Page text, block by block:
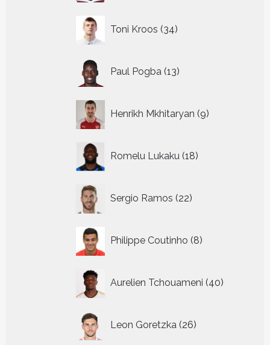
Toni Kroos 34
producten
Paul Pogba 13
producten
Henrikh Mkhitaryan 9
producten
Romelu Lukaku 18
producten
Sergio Ramos 22
producten
Philippe Coutinho 8
producten
Aurelien Tchouameni 40
producten
Leon Goretzka 26
producten